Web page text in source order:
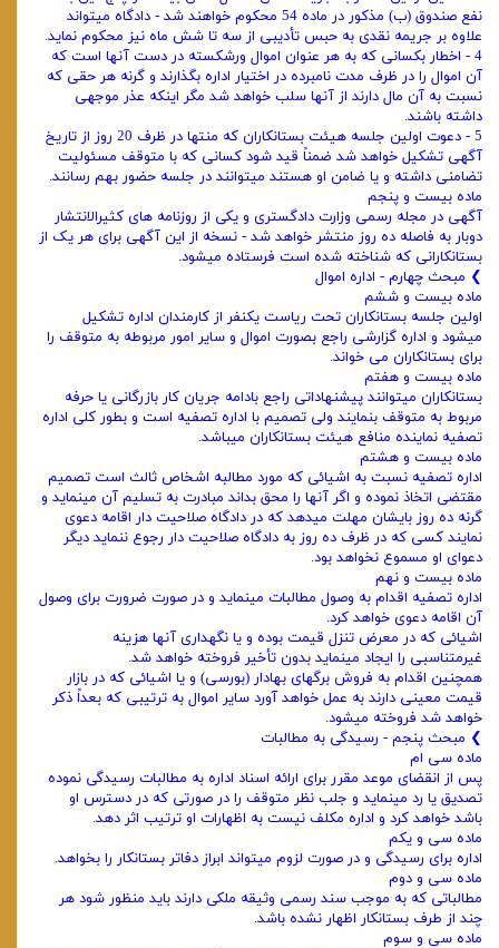
نفع صندوق (ب) مذکور در ماده 54 محکوم خواهند شد - دادگاه میتواند
علاوه بر جریمه نقدی به حبس تأدیبی از سه تا شش ماه نیز محکوم‌ نماید.
4 - اخطار بکسانی که به هر عنوان اموال ورشکسته در دست آنها است که
آن اموال را در ظرف مدت نامبرده در اختیار اداره بگذارند و گرنه هر ‌حقی که
نسبت به آن مال دارند از آنها سلب خواهد شد مگر اینکه عذر موجهی
داشته باشند.
5 - دعوت اولین جلسه هیئت بستانکاران که منتها در ظرف 20 روز از تاریخ
آگهی تشکیل خواهد شد ضمناً قید شود کسانی که با متوقف ‌مسئولیت
تضامنی داشته و یا ضامن او هستند میتوانند در جلسه حضور بهم رسانند.
ماده بیست و پنجم
آگهی در مجله رسمی وزارت دادگستری و یکی از روزنامه‌ های کثیرالانتشار
دوبار به فاصله ده روز منتشر خواهد شد - نسخه از این ‌آگهی برای هر یک از
بستانکارانی که شناخته شده است فرستاده میشود.
❯ مبحث چهارم - اداره اموال
ماده بیست و ششم
اولین جلسه بستانکاران تحت ریاست یکنفر از کارمندان اداره تشکیل
میشود و اداره گزارشی راجع بصورت اموال و سایر امور ‌مربوطه به متوقف را
برای بستانکاران می ‌خواند.
ماده بیست و هفتم
بستانکاران میتوانند پیشنهاداتی راجع بادامه جریان کار بازرگانی یا حرفه
مربوط به متوقف بنمایند ولی تصمیم با اداره تصفیه است و بطور کلی اداره
تصفیه نماینده منافع هیئت بستانکاران میباشد.
ماده بیست و هشتم
اداره تصفیه نسبت به اشیائی که مورد مطالبه اشخاص ثالث است تصمیم
مقتضی اتخاذ نموده و اگر آنها را محق بداند مبادرت به تسلیم ‌آن مینماید و
گرنه ده روز بایشان مهلت میدهد که در دادگاه صلاحیت دار اقامه دعوی
نمایند کسی که در ظرف ده روز به دادگاه صلاحیت دار رجوع ننماید‌ دیگر
دعوای او مسموع نخواهد بود.
ماده بیست و نهم
اداره تصفیه اقدام به وصول مطالبات مینماید و در صورت ضرورت برای وصول
آن اقامه دعوی خواهد کرد.
اشیائی که در معرض تنزل قیمت بوده و یا نگهداری آنها هزینه
غیرمتناسبی را ایجاد مینماید بدون تأخیر فروخته خواهد شد.
همچنین اقدام به فروش برگهای بهادار (بورسی) و یا اشیائی که در بازار
قیمت معینی دارند به عمل خواهد آورد سایر اموال به ترتیبی که بعداً ذکر
خواهد ‌شد فروخته میشود.
❯ مبحث پنجم - رسیدگی به مطالبات
ماده سی ام
پس از انقضای موعد مقرر برای ارائه اسناد اداره به مطالبات رسیدگی نموده
تصدیق یا رد مینماید و جلب نظر متوقف را در صورتی که در ‌دسترس او
باشد خواهد کرد و اداره مکلف نیست به اظهارات او ترتیب اثر دهد.
ماده سی و یکم
اداره برای رسیدگی و در صورت لزوم میتواند ابراز دفاتر بستانکار را بخواهد.
ماده سی و دوم
مطالباتی که به موجب سند رسمی وثیقه ملکی دارند باید منظور شود هر
چند از طرف بستانکار اظهار نشده باشد.
ماده سی و سوم